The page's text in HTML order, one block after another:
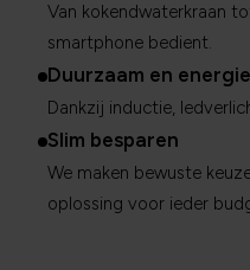
Van kokendwaterkraan
smartphone bedient.
Duurzaam en
Dankzij inductie,
Slim besparen
We maken bewuste
oplossing voor ieder